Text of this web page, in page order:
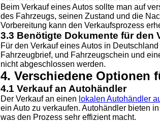
Beim Verkauf eines Autos sollte man auf
des Fahrzeugs, seinen Zustand und die
Vorbereitung kann den Verkaufsprozess
3.3 Benötigte Dokumente für den
Für den Verkauf eines Autos in
Fahrzeugbrief, und Fahrzeugschein und
nicht abgeschlossen werden.
4. Verschiedene Optionen
4.1 Verkauf an Autohändler
Der Verkauf an einen lokalen Autohändler
ein Auto zu verkaufen. Autohändler bieten
was den Prozess sehr effizient macht.